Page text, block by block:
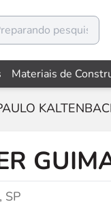
Materiais de
SP